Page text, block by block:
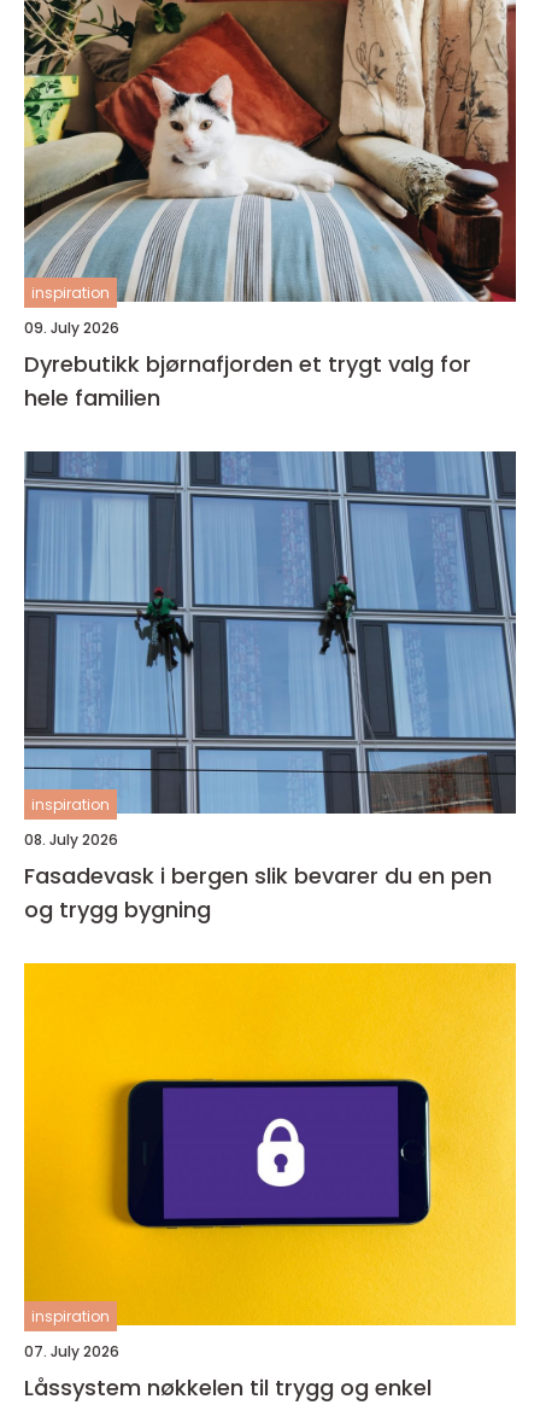
inspiration
09. July 2026
Dyrebutikk bjørnafjorden et trygt valg for
hele familien
inspiration
08. July 2026
Fasadevask i bergen slik bevarer du en pen
og trygg bygning
inspiration
07. July 2026
Låssystem nøkkelen til trygg og enkel